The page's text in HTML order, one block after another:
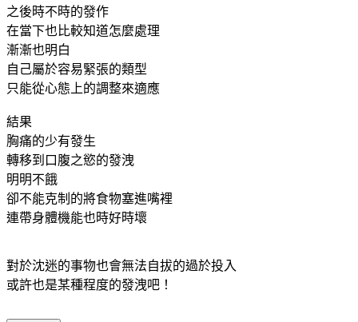
之後時不時的發作
在當下也比較知道怎麼處理
漸漸也明白
自己屬於容易緊張的類型
只能從心態上的調整來適應
結果
胸痛的少有發生
轉移到口腹之慾的發洩
明明不餓
卻不能克制的將食物塞進嘴裡
連帶身體機能也時好時壞
對於沈迷的事物也會無法自拔的過於投入
或許也是某種程度的發洩吧！